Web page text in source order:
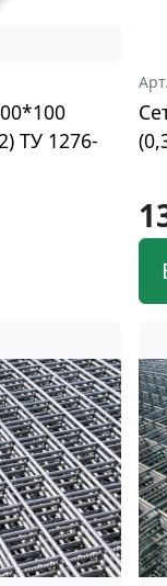
ТУ 1276-